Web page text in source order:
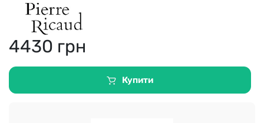
4430 грн
Купити